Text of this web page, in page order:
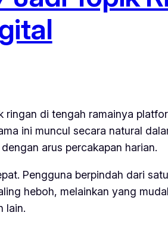
ringan di tengah ramainya
ini muncul secara natural
arus percakapan harian.
Pengguna berpindah dari
heboh, melainkan yang
lain.